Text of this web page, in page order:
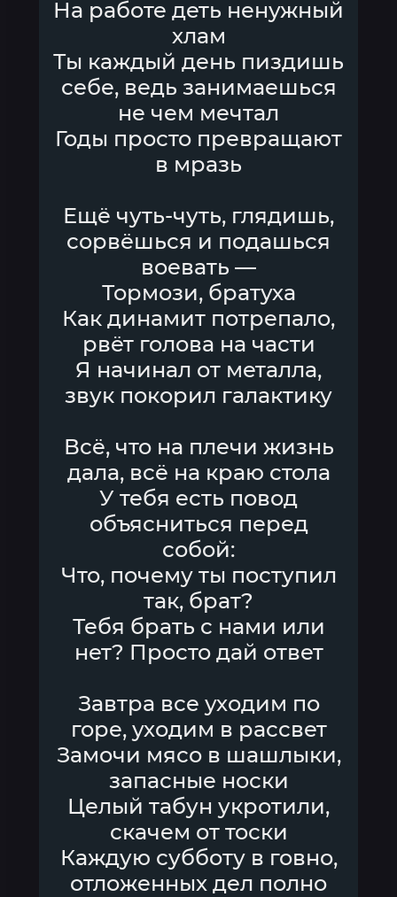
На работе деть ненужный
хлам
Ты каждый день пиздишь
себе, ведь занимаешься
не чем мечтал
Годы просто превращают
в мразь
Ещё чуть-чуть, глядишь,
сорвёшься и подашься
воевать —
Тормози, братуха
Как динамит потрепало,
рвёт голова на части
Я начинал от металла,
звук покорил галактику
Всё, что на плечи жизнь
дала, всё на краю стола
У тебя есть повод
объясниться перед
собой:
Что, почему ты поступил
так, брат?
Тебя брать с нами или
нет? Просто дай ответ
Завтра все уходим по
горе, уходим в рассвет
Замочи мясо в шашлыки,
запасные носки
Целый табун укротили,
скачем от тоски
Каждую субботу в говно,
отложенных дел полно